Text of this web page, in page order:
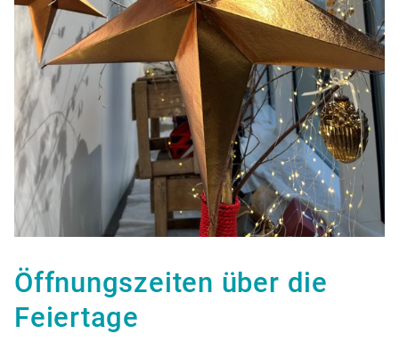
Öffnungszeiten über die
Feiertage